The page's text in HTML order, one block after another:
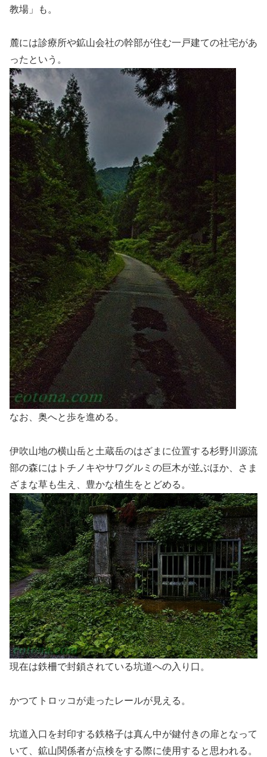
教場」も。
麓には診療所や鉱山会社の幹部が住む一戸建ての社宅があ
ったという。
なお、奥へと歩を進める。
伊吹山地の横山岳と土蔵岳のはざまに位置する杉野川源流
部の森にはトチノキやサワグルミの巨木が並ぶほか、さま
ざまな草も生え、豊かな植生をとどめる。
現在は鉄柵で封鎖されている坑道への入り口。
かつてトロッコが走ったレールが見える。
坑道入口を封印する鉄格子は真ん中が鍵付きの扉となって
いて、鉱山関係者が点検をする際に使用すると思われる。